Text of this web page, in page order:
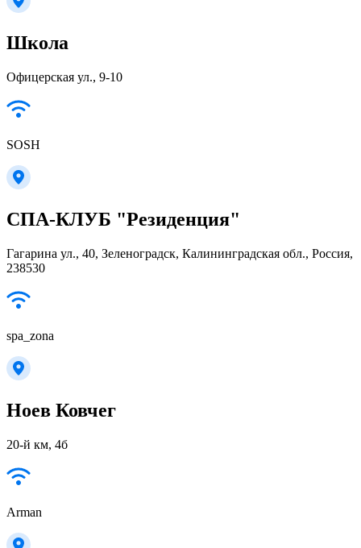
Школа
Офицерская ул., 9-10
SOSH
СПА-КЛУБ "Резиденция"
Гагарина ул., 40, Зеленоградск, Калининградская обл., Россия,
238530
spa_zona
Ноев Ковчег
20-й км, 4б
Arman